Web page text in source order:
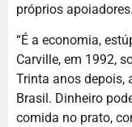
próprios apoiadores.
“É a economia,
Carville, em 1992,
Trinta anos depois,
Brasil. Dinheiro
comida no prato,